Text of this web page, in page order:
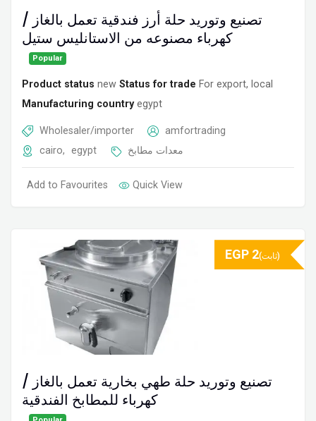
تصنيع وتوريد حلة أرز فندقية تعمل بالغاز /
كهرباء مصنوعه من الاستانليس ستيل
Popular
Product status new Status for trade For export, local
Manufacturing country egypt
Wholesaler/importer
amfortrading
cairo, egypt معدات مطابخ
Add to Favourites Quick View
تصنيع وتوريد حلة طهي بخارية تعمل بالغاز /
كهرباء للمطابخ الفندقية
EGP 2 (ثابت)